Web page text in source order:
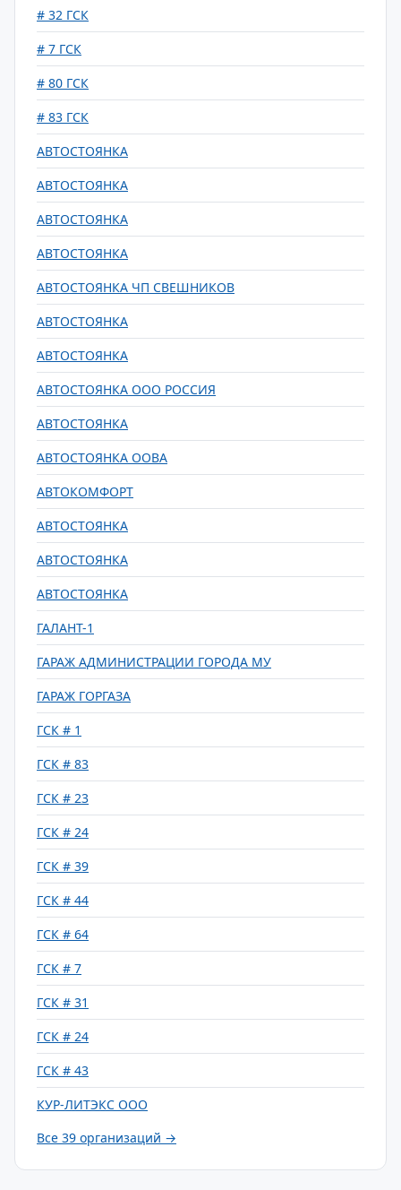
# 32 ГСК
# 7 ГСК
# 80 ГСК
# 83 ГСК
АВТОСТОЯНКА
АВТОСТОЯНКА
АВТОСТОЯНКА
АВТОСТОЯНКА
АВТОСТОЯНКА ЧП СВЕШНИКОВ
АВТОСТОЯНКА
АВТОСТОЯНКА
АВТОСТОЯНКА ООО РОССИЯ
АВТОСТОЯНКА
АВТОСТОЯНКА ООВА
АВТОКОМФОРТ
АВТОСТОЯНКА
АВТОСТОЯНКА
АВТОСТОЯНКА
ГАЛАНТ-1
ГАРАЖ АДМИНИСТРАЦИИ ГОРОДА МУ
ГАРАЖ ГОРГАЗА
ГСК # 1
ГСК # 83
ГСК # 23
ГСК # 24
ГСК # 39
ГСК # 44
ГСК # 64
ГСК # 7
ГСК # 31
ГСК # 24
ГСК # 43
КУР-ЛИТЭКС ООО
Все 39 организаций →